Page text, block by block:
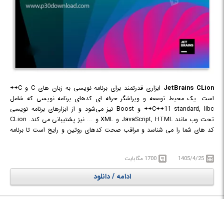
JetBrains CLion
ابزاری قدرتمند برای برنامه نویسی به زبان های C و C++
است. یک محیط توسعه و ویراشگر حرفه ای کدهای برنامه نویسی که شامل
C++11 standard, libc++ و Boost نیز می‌شود و از ابزارهای برنامه نویسی
تحت وب مانند JavaScript, HTML و XML و ... نیز پشتیبانی می کند. CLion
کد های شما را می شناسد و مراقب صحت کدهای روتین و رایج است تا برنامه
شما را یافته و در همان لحظه تصحیح می کند (مطمئن باشید که تمام تغییرات
مناسب به طور خودکار توسط CLion انجام می‌شود). کامل کردن اتوماتیک کد
(code completion)، افزودن سریع کدهای رایج، حذف کدهای بلا استفاده و
همچنین نمایش خطاها و دنبال کردن کد به صورت خط به خط تنها تعدادی از
1405/4/25 1700 مگابایت
ادامه / دانلود